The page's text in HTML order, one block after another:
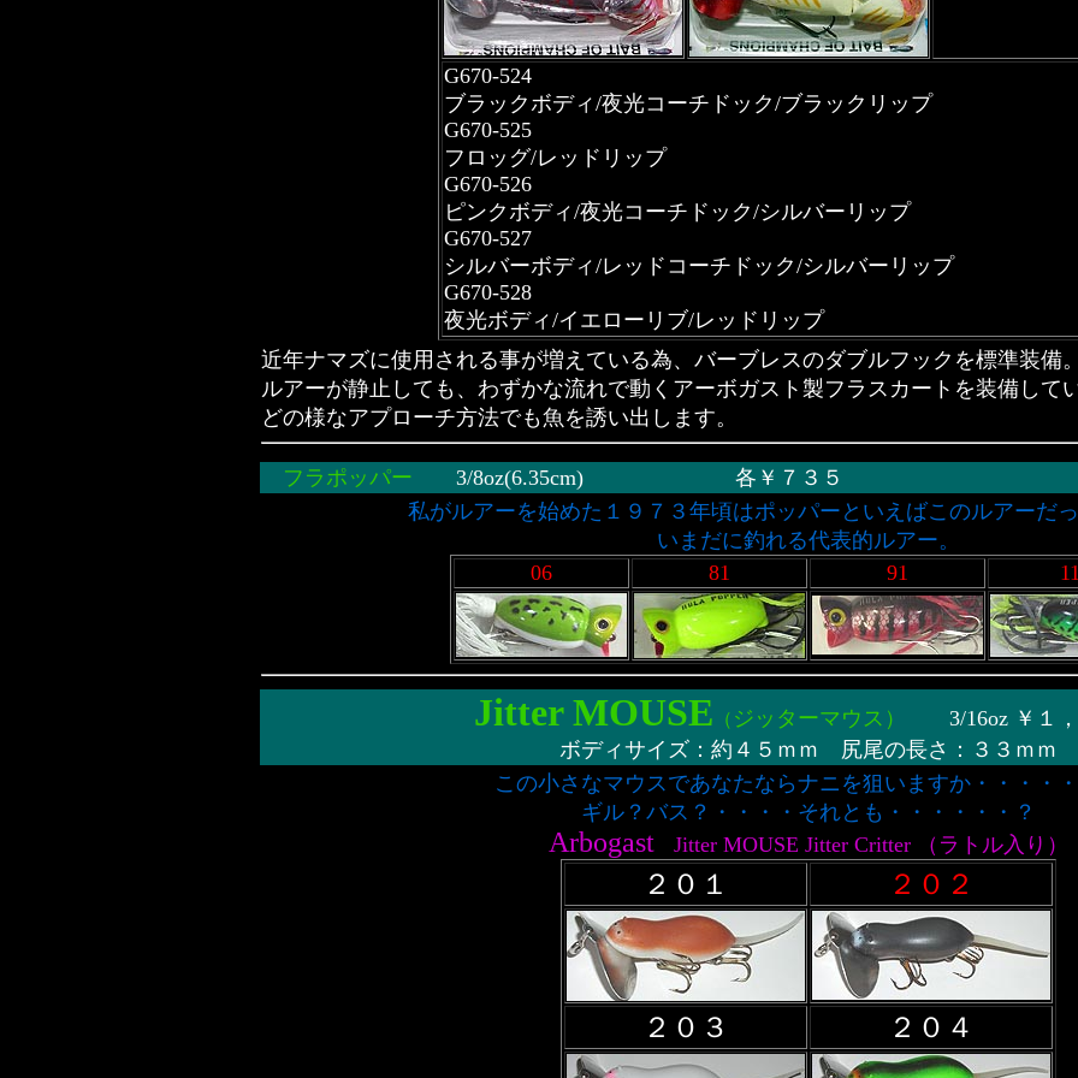
G670-524
ブラックボディ/夜光コーチドック/ブラックリップ
G670-525
フロッグ/レッドリップ
G670-526
ピンクボディ/夜光コーチドック/シルバーリップ
G670-527
シルバーボディ/レッドコーチドック/シルバーリップ
G670-528
夜光ボディ/イエローリブ/レッドリップ
近年ナマズに使用される事が増えている為、バーブレスのダブルフックを標準装備。
ルアーが静止しても、わずかな流れで動くアーボガスト製フラスカートを装備して
どの様なアプローチ方法でも魚を誘い出します。
フラポッパー 3/8oz(6.35cm) 各￥７３５
私がルアーを始めた１９７３年頃はポッパーといえばこのルアーだ
いまだに釣れる代表的ルアー。
06
81 91
Jitter MOUSE （ ジッターマウス）
3/16oz ￥１，
ボディサイズ：約４５ｍｍ 尻尾の長さ：３３ｍｍ
この小さなマウスであなたならナニを狙いますか・・・・
ギル？バス？・・・・それとも・・・・・・？
Arbogast Jitter MOUSE Jitter Critter （ラトル入り）
２０１ ２０２
２０３ ２０４